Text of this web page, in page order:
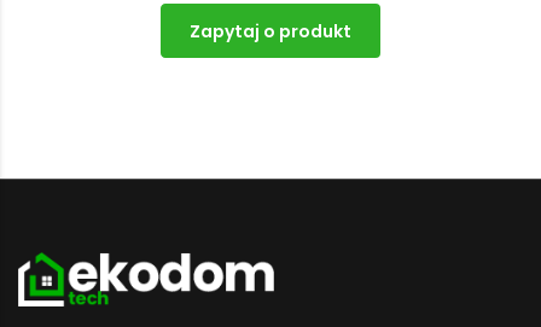
Zapytaj o produkt